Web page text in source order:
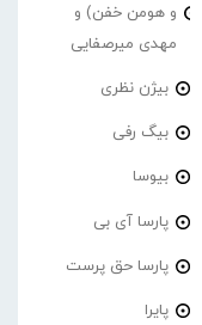
و هومن خفن) و
مهدی میرصفایی
بیژن نظری
بیگ رفی
بیوسا
پارسا آی بی
پارسا حق پرست
پایرا